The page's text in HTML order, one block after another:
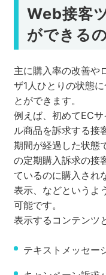
Web接客
ができる
主に購入率の改善や
ザ1人ひとりの状態
とができます。
例えば、初めてEC
ル商品を訴求する接
期間が経過した状態
の定期購入訴求の接
ているのに購入され
表示、などというよ
可能です。
表示するコンテンツ
テキストメッセー